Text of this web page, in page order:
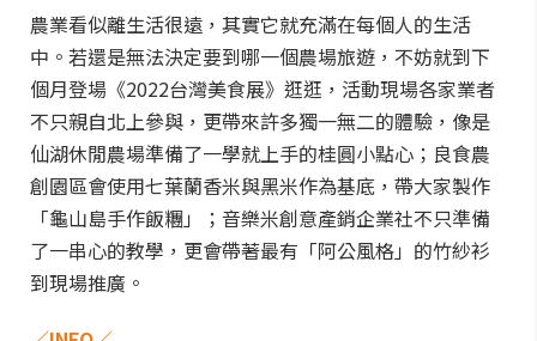
農業看似離生活很遠，其實它就充滿在每個人的生活
中。若還是無法決定要到哪一個農場旅遊，不妨就到下
個月登場《2022台灣美食展》逛逛，活動現場各家業者
不只親自北上參與，更帶來許多獨一無二的體驗，像是
仙湖休閒農場準備了一學就上手的桂圓小點心；良食農
創園區會使用七葉蘭香米與黑米作為基底，帶大家製作
「龜山島手作飯糰」；音樂米創意產銷企業社不只準備
了一串心的教學，更會帶著最有「阿公風格」的竹紗衫
到現場推廣。